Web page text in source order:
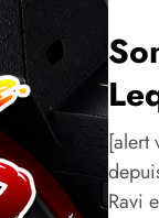
[alert
Ravi